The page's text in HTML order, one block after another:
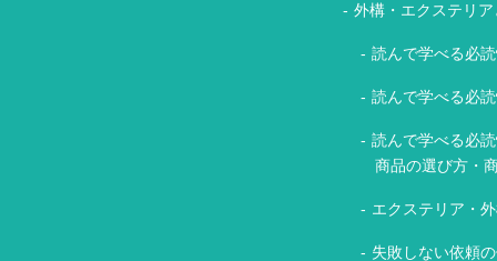
外構・エクステリ
読んで学べる必
読んで学べる必
読んで学べる必
商品の選び方・
エクステリア・
失敗しない依頼